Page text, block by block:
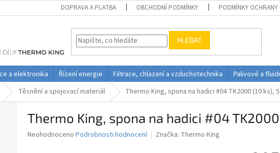
DOPRAVA A PLATBA OBCHODNÍ PODMÍNKY PODMÍNKY OCHRANY
HLEDAT
a elektronika Řízení energie Filtrace, chlazení a vzduchotechnika Palivové a
Těsnění a spojovací materiál Thermo King, spona na hadici #04 TK2000 (10 ks),
Thermo King, spona na hadici #04
Průměrné
Neohodnoceno Podrobnosti hodnocení Značka: Thermo King